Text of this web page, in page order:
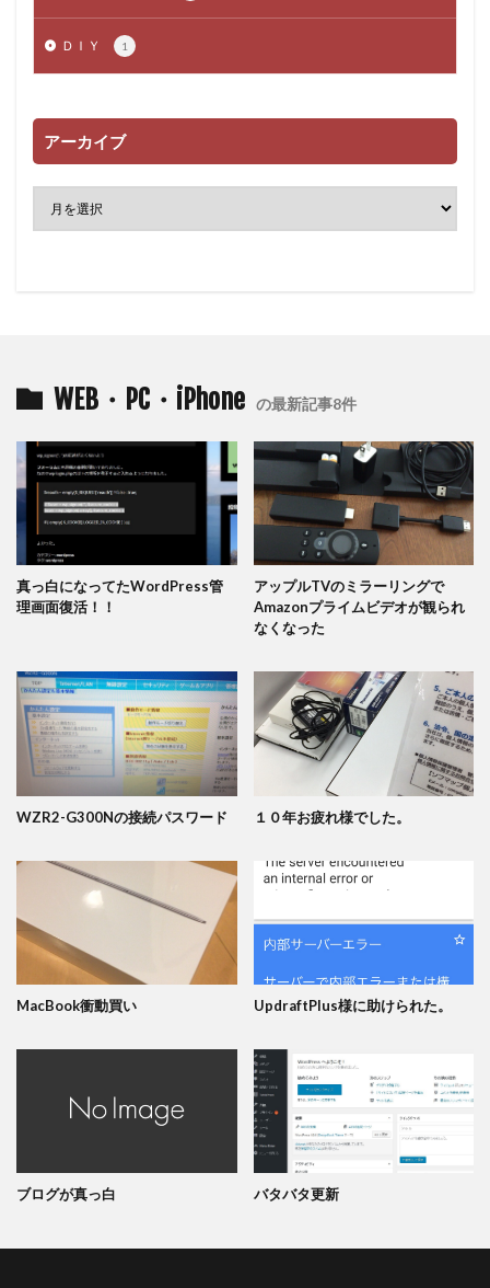
ＤＩＹ 1
アーカイブ
WEB・PC・iPhone の最新記事8件
真っ白になってたWordPress管
理画面復活！！
アップルTVのミラーリングで
Amazonプライムビデオが観られ
なくなった
WZR2-G300Nの接続パスワード １０年お疲れ様でした。
MacBook衝動買い UpdraftPlus様に助けられた。
ブログが真っ白 バタバタ更新